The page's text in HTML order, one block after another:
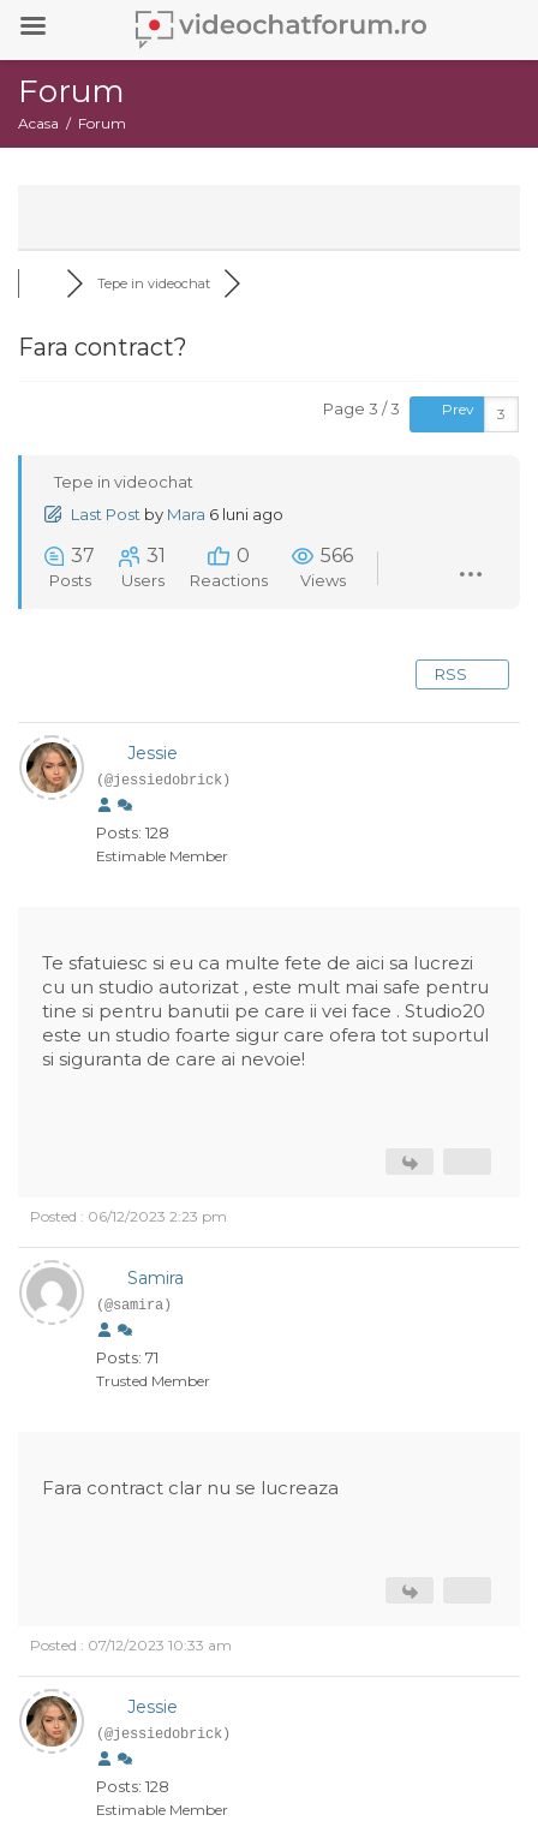
Forum
Acasa Forum
Tepe in videochat
Fara contract?
Page 3 / 3 Prev
Tepe in videochat
Last Post by Mara 6 luni ago
37
Posts
31
Users
0
Reactions
566
Views
RSS
Jessie
(@jessiedobrick)
Posts: 128
Estimable Member
Te sfatuiesc si eu ca multe fete de aici sa lucrezi
cu un studio autorizat , este mult mai safe pentru
tine si pentru banutii pe care ii vei face . Studio20
este un studio foarte sigur care ofera tot suportul
si siguranta de care ai nevoie!
Posted : 06/12/2023 2:23 pm
Samira
(@samira)
Posts: 71
Trusted Member
Fara contract clar nu se lucreaza
Posted : 07/12/2023 10:33 am
Jessie
(@jessiedobrick)
Posts: 128
Estimable Member